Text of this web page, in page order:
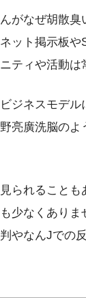
がなぜ胡散臭
ット掲示板
ティや活動は
ジネスモデ
亮廣洗脳の
られること
少なくあり
やなんJでの